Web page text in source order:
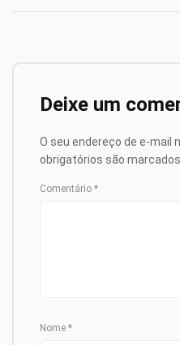
Deixe um
O seu endereço de e-mail
obrigatórios são
Comentário *
Nome *